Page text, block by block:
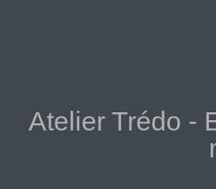
Atelier Trédo -